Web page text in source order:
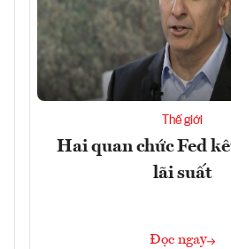
Thế giới
Hai quan chức Fed
lãi suất
Đọc ngay